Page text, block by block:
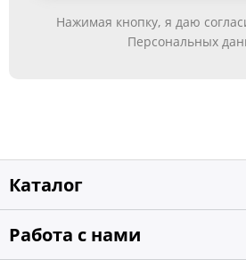
Нажимая кнопку, я даю
Персональных
Каталог
Работа с нами